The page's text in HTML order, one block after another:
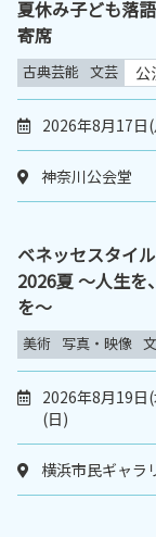
夏休み子ども落
寄席
古典芸能 文芸 公
2026年8月17日
神奈川公会堂
ベネッセスタイ
2026夏 〜人生を
を〜
美術 写真・映像
2026年8月19日
(日)
横浜市民ギャラ